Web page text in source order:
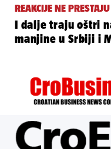
REAKCIJE NE PRESTAJU
I dalje traju oštri
manjine u Srbiji i